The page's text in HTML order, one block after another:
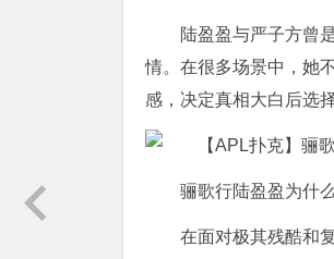
陆盈盈与严子方曾
情。在很多场景中，她
感，决定真相大白后选
骊歌行陆盈盈为什
在面对极其残酷和